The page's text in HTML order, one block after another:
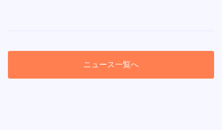
ニュース一覧へ